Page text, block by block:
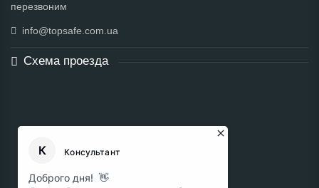
перезвоним
info@topsafe.com.ua
Схема проезда